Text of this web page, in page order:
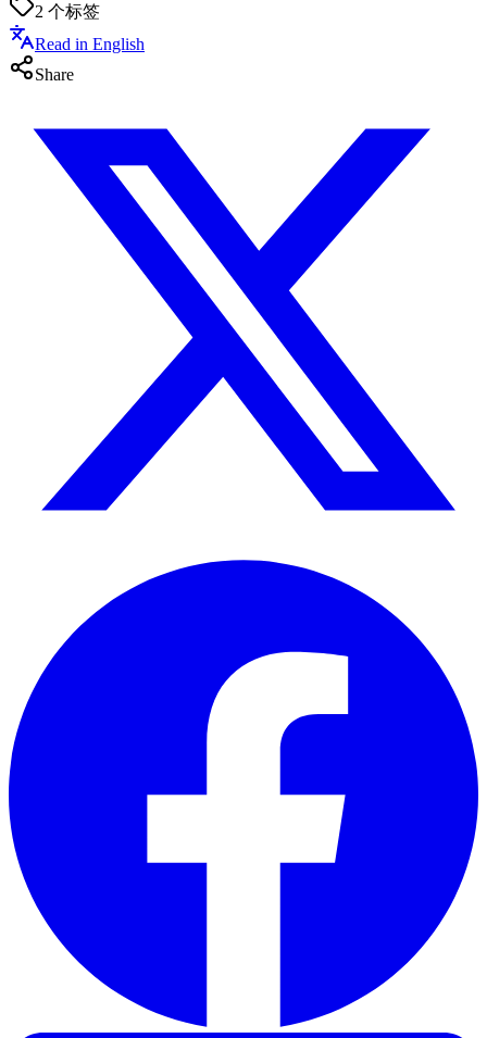
2 个标签
Read in English
Share